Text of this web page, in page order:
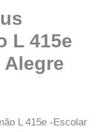
L 415e
L 415e -Escolar